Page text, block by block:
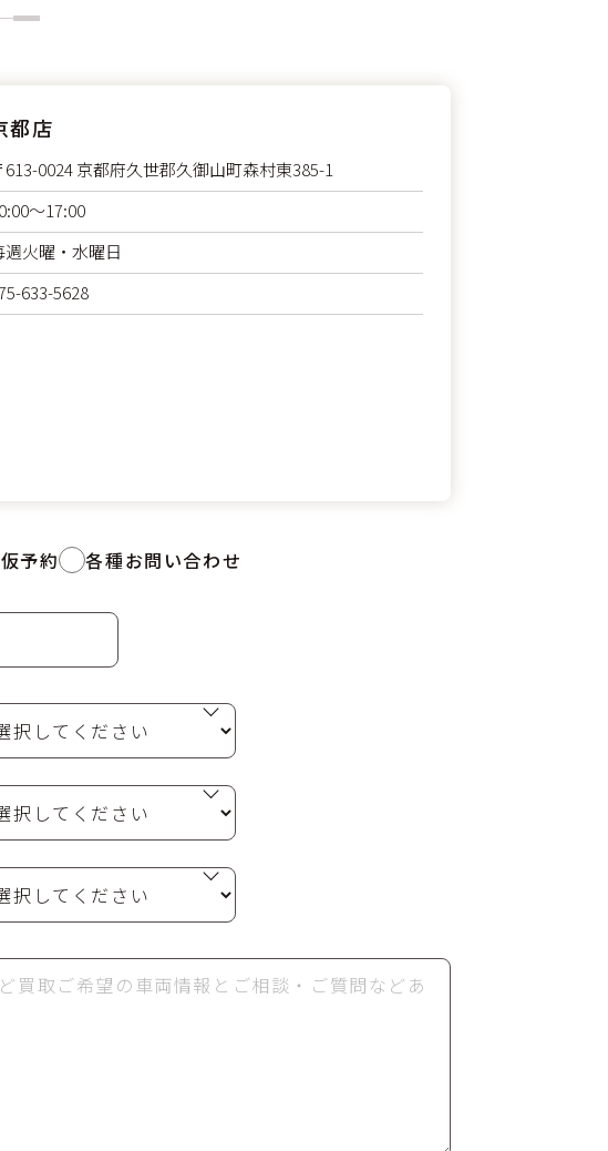
都店
613-0024 京都府久世郡久御山町森村東385-1
〜17:00
週火曜・水曜日
633-5628
予約 各種お問い合わせ